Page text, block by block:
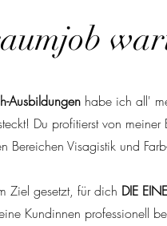
Ausbildungenhabe ich all'
Du profitierst von
Bereichen Visagistik und
Ziel gesetzt, für dich DIE EINE
Kundinnen professionell